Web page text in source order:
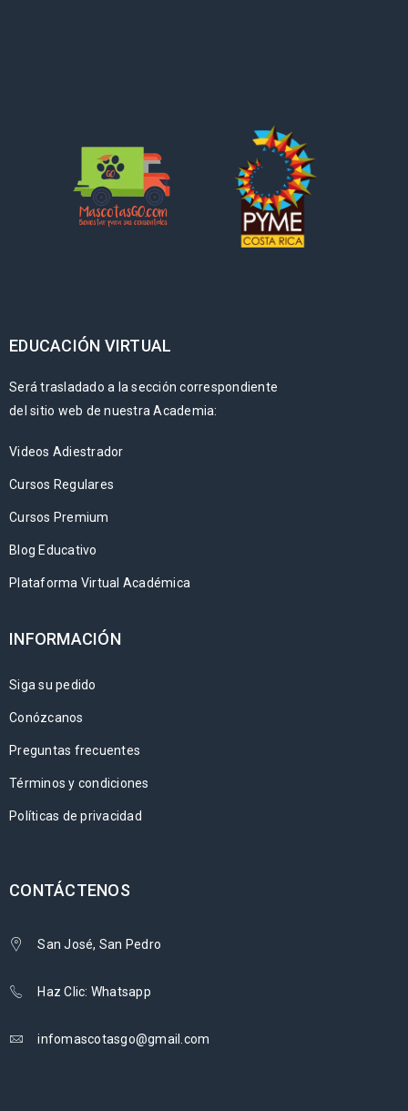
EDUCACIÓN VIRTUAL
Será trasladado a la sección correspondiente
del sitio web de nuestra Academia:
Videos Adiestrador
Cursos Regulares
Cursos Premium
Blog Educativo
Plataforma Virtual Académica
INFORMACIÓN
Siga su pedido
Conózcanos
Preguntas frecuentes
Términos y condiciones
Políticas de privacidad
CONTÁCTENOS
San José, San Pedro
Haz Clic: Whatsapp
infomascotasgo@gmail.com